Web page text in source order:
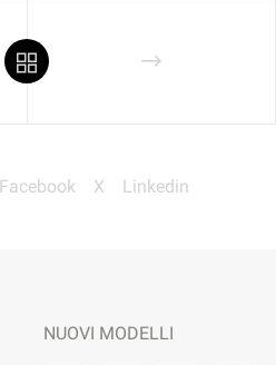
Facebook X Linkedin
NUOVI MODELLI